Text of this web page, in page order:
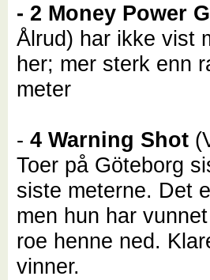
- 2 Money Power
Ålrud) har ikke vist
her; mer sterk enn
meter
-4 Warning Shot
Toer på Göteborg
siste meterne. Det
men hun har
roe henne ned.
vinner.